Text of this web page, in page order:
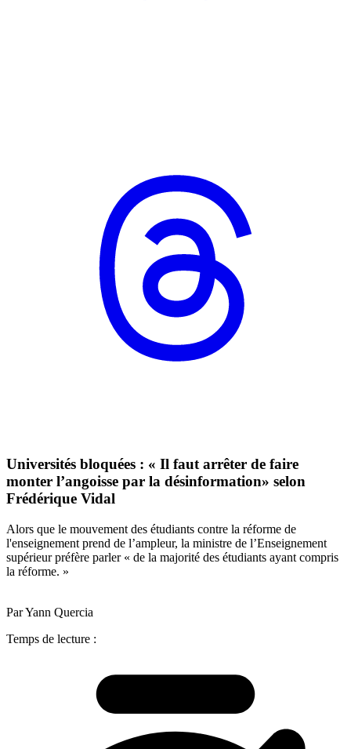
Universités bloquées : « Il faut arrêter de faire
monter l’angoisse par la désinformation» selon
Frédérique Vidal
Alors que le mouvement des étudiants contre la réforme de
l'enseignement prend de l’ampleur, la ministre de l’Enseignement
supérieur préfère parler « de la majorité des étudiants ayant compris
la réforme. »
Par Yann Quercia
Temps de lecture :